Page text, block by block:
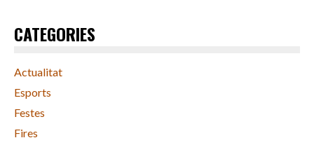
CATEGORIES
Actualitat
Esports
Festes
Fires